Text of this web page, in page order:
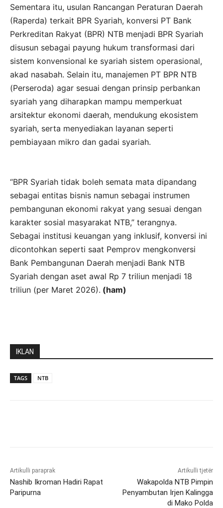
Sementara itu, usulan Rancangan Peraturan Daerah
(Raperda) terkait BPR Syariah, konversi PT Bank
Perkreditan Rakyat (BPR) NTB menjadi BPR Syariah
disusun sebagai payung hukum transformasi dari
sistem konvensional ke syariah sistem operasional,
akad nasabah. Selain itu, manajemen PT BPR NTB
(Perseroda) agar sesuai dengan prinsip perbankan
syariah yang diharapkan mampu memperkuat
arsitektur ekonomi daerah, mendukung ekosistem
syariah, serta menyediakan layanan seperti
pembiayaan mikro dan gadai syariah.
“BPR Syariah tidak boleh semata mata dipandang
sebagai entitas bisnis namun sebagai instrumen
pembangunan ekonomi rakyat yang sesuai dengan
karakter sosial masyarakat NTB,” terangnya.
Sebagai institusi keuangan yang inklusif, konversi ini
dicontohkan seperti saat Pemprov mengkonversi
Bank Pembangunan Daerah menjadi Bank NTB
Syariah dengan aset awal Rp 7 triliun menjadi 18
triliun (per Maret 2026). (ham)
IKLAN
TAGS NTB
Artikulli paraprak
Nashib Ikroman Hadiri Rapat
Paripurna
Artikulli tjetër
Wakapolda NTB Pimpin
Penyambutan Irjen Kalingga
di Mako Polda